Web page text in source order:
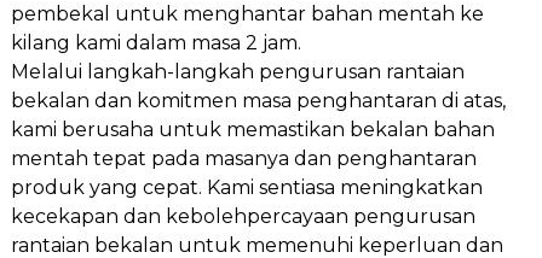
pembekal untuk menghantar bahan mentah ke
kilang kami dalam masa 2 jam.
Melalui langkah-langkah pengurusan rantaian
bekalan dan komitmen masa penghantaran di atas,
kami berusaha untuk memastikan bekalan bahan
mentah tepat pada masanya dan penghantaran
produk yang cepat. Kami sentiasa meningkatkan
kecekapan dan kebolehpercayaan pengurusan
rantaian bekalan untuk memenuhi keperluan dan